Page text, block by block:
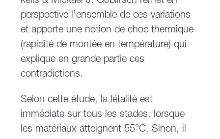
perspective l’ensemble de ces variations
et apporte une notion de choc thermique
(rapidité de montée en température) qui
explique en grande partie ces
contradictions.
Selon cette étude, la létalité est
immédiate sur tous les stades, lorsque
les matériaux atteignent 55°C. Sinon, il